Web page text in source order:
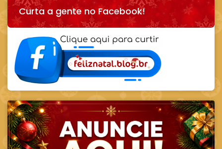
Curta a gente no Facebook!